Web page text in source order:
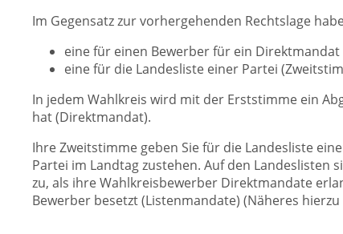
Im Gegensatz zur vorhergehenden Rechtslage
eine für einen Bewerber für ein
eine für die Landesliste einer Partei
In jedem Wahlkreis wird mit der Erststimme ein
hat (Direktmandat).
Ihre Zweitstimme geben Sie für die Landesliste
Partei im Landtag zustehen. Auf den Landeslisten
zu, als ihre Wahlkreisbewerber Direktmandate
Bewerber besetzt (Listenmandate) (Näheres